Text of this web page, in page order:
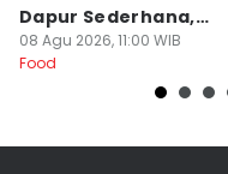
Dapur Sederhana,
Daging Sapi Empuk
Dalam 15 Menit
08 Agu 2026, 11:00 WIB
Food